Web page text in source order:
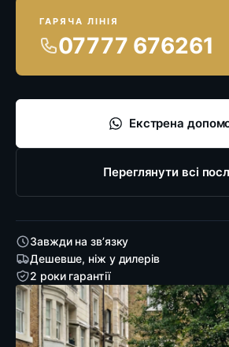
ГАРЯЧА ЛІНІЯ
07777 676261
Екстрена
Переглянути всі
Завжди на зв’язку
Дешевше, ніж у дилерів
2 роки гарантії